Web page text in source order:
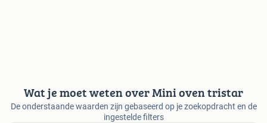
Wat je moet weten over Mini oven tristar
De onderstaande waarden zijn gebaseerd op je zoekopdracht en de
ingestelde filters